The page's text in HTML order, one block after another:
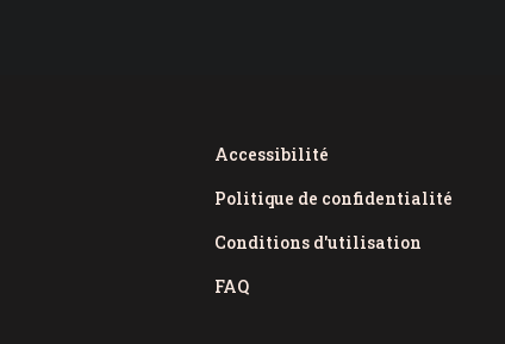
Accessibilité
Politique de confidentialité
Conditions d'utilisation
FAQ